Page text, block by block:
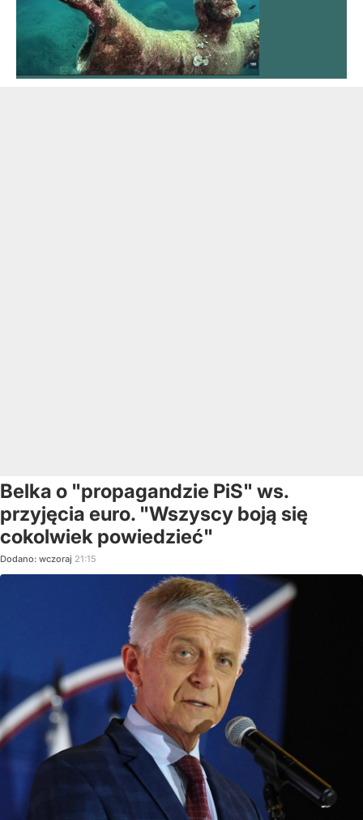
Belka o "propagandzie PiS" ws.
przyjęcia euro. "Wszyscy boją się
cokolwiek powiedzieć"
Dodano: wczoraj 21:15